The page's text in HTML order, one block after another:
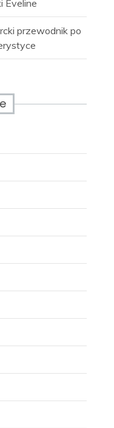
Eveline
przewodnik po